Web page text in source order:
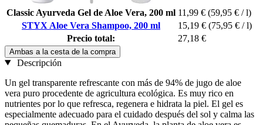
Classic Ayurveda Gel de Aloe Vera, 200 ml 11,99 € (59,95 € / l)
STYX Aloe Vera Shampoo, 200 ml
15,19 € (75,95 € / l)
Precio total:
27,18 €
Ambas a la cesta de la compra
Descripción
Un gel transparente refrescante con más de 94% de jugo de aloe
vera puro procedente de agricultura ecológica. Es muy rico en
nutrientes por lo que refresca, regenera e hidrata la piel. El gel es
especialmente adecuado para el cuidado después del sol y calma las